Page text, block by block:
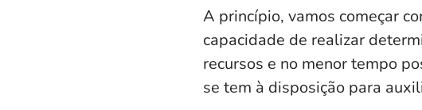
A princípio, vamos começar
capacidade de realizar
recursos e no menor tempo
se tem à disposição para